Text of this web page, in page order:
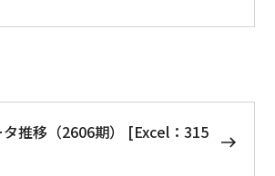
推移（2606期） [Excel：315